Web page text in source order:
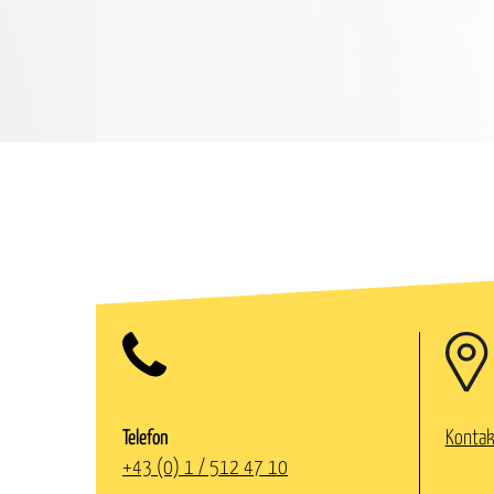
Telefon
+43 (0) 1 / 512 47 10